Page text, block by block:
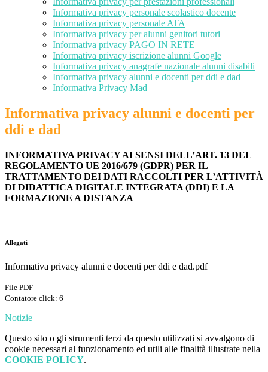
Informativa privacy personale scolastico docente
Informativa privacy personale ATA
Informativa privacy per alunni genitori tutori
Informativa privacy PAGO IN RETE
Informativa privacy iscrizione alunni Google
Informativa privacy anagrafe nazionale alunni disabili
Informativa privacy alunni e docenti per ddi e dad
Informativa Privacy Mad
Informativa privacy alunni e docenti per
ddi e dad
INFORMATIVA PRIVACY AI SENSI DELL’ART. 13 DEL
REGOLAMENTO UE 2016/679 (GDPR) PER IL
TRATTAMENTO DEI DATI RACCOLTI PER L’ATTIVITÀ
DI DIDATTICA DIGITALE INTEGRATA (DDI) E LA
FORMAZIONE A DISTANZA
Allegati
Informativa privacy alunni e docenti per ddi e dad.pdf
File PDF
Contatore click: 6
Notizie
Questo sito o gli strumenti terzi da questo utilizzati si avvalgono di
cookie necessari al funzionamento ed utili alle finalità illustrate nella
COOKIE POLICY.